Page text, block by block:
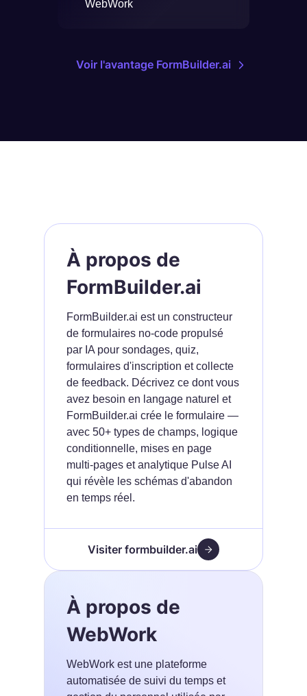
WebWork
Voir l'avantage FormBuilder.ai
À propos de
FormBuilder.ai
FormBuilder.ai est un constructeur
de formulaires no-code propulsé
par IA pour sondages, quiz,
formulaires d'inscription et collecte
de feedback. Décrivez ce dont vous
avez besoin en langage naturel et
FormBuilder.ai crée le formulaire —
avec 50+ types de champs, logique
conditionnelle, mises en page
multi-pages et analytique Pulse AI
qui révèle les schémas d'abandon
en temps réel.
Visiter formbuilder.ai
À propos de
WebWork
WebWork est une plateforme
automatisée de suivi du temps et